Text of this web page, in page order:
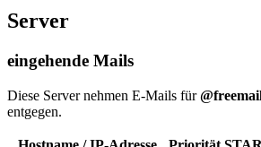
Server
eingehende Mails
Diese Server nehmen E-Mails für
entgegen.